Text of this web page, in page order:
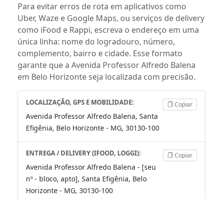
Para evitar erros de rota em aplicativos como
Uber, Waze e Google Maps, ou serviços de delivery
como iFood e Rappi, escreva o endereço em uma
única linha: nome do logradouro, número,
complemento, bairro e cidade. Esse formato
garante que a Avenida Professor Alfredo Balena
em Belo Horizonte seja localizada com precisão.
LOCALIZAÇÃO, GPS E MOBILIDADE:
Avenida Professor Alfredo Balena, Santa
Efigênia, Belo Horizonte - MG, 30130-100
Copiar
ENTREGA / DELIVERY (IFOOD, LOGGI):
Avenida Professor Alfredo Balena - [seu
nº - bloco, apto], Santa Efigênia, Belo
Horizonte - MG, 30130-100
Copiar